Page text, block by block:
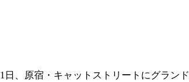
日、原宿・キャットストリートにグラ